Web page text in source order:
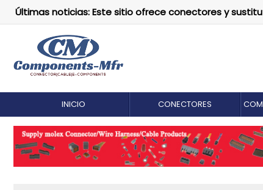
Últimas noticias: Este sitio ofrece conectores y
INICIO CONECTORES